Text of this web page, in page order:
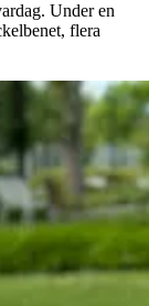
Under en
flera